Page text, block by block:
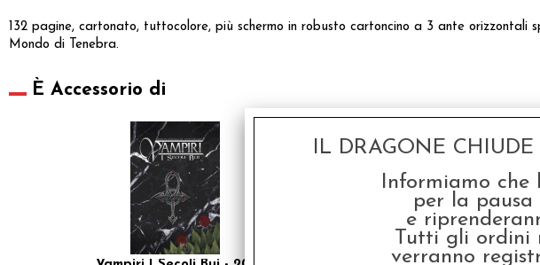
132 pagine, cartonato, tuttocolore, più schermo in robusto cartoncino a 3 ante orizzontali
Mondo di Tenebra.
È Accessorio di
IL DRAGONE
Informiamo che
per la
e
Tutti gli ordini
verranno